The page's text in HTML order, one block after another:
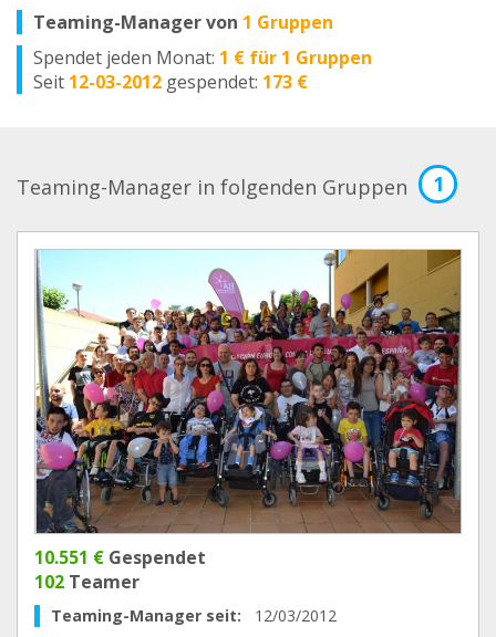
Teaming-Manager von 1 Gruppen
Spendet jeden Monat: 1 € für 1 Gruppen
Seit 12-03-2012 gespendet: 173 €
Teaming-Manager in folgenden Gruppen 1
10.551 € Gespendet
102 Teamer
Teaming-Manager seit: 12/03/2012